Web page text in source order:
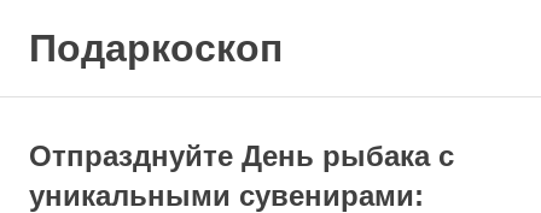
Подаркоскоп
подарить
Отпразднуйте День рыбака с
уникальными сувенирами: